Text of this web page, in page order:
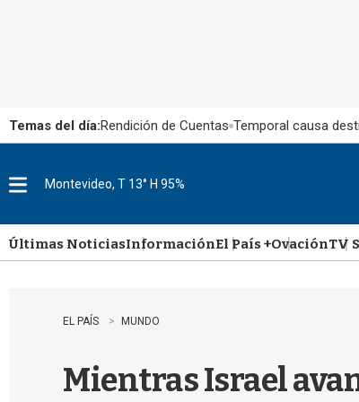
Temas del día:Rendición de Cuentas Temporal causa
u
Montevideo, T 13° H 95%
Últimas NoticiasInformaciónEl País +OvaciónTV
EL PAÍS MUNDO
Mientras Israel